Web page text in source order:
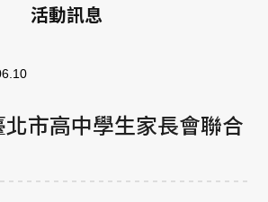
活動訊息
北市高中學生家長會聯合